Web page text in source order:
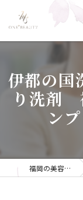
伊都の
り洗剤
ン
福岡の美容ならONE+BEAUTY